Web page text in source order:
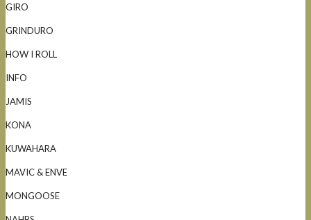
GIRO
GRINDURO
HOW I ROLL
INFO
JAMIS
KONA
KUWAHARA
MAVIC & ENVE
MONGOOSE